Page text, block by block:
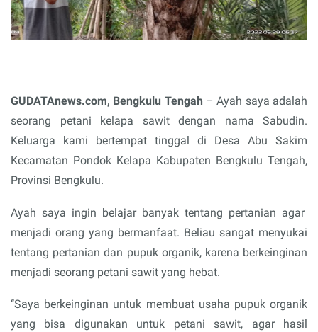
GUDATAnews.com, Bengkulu Tengah – Ayah saya adalah
seorang petani kelapa sawit dengan nama Sabudin.
Keluarga kami bertempat tinggal di Desa Abu Sakim
Kecamatan Pondok Kelapa Kabupaten Bengkulu Tengah,
Provinsi Bengkulu.
Ayah saya ingin belajar banyak tentang pertanian agar
menjadi orang yang bermanfaat. Beliau sangat menyukai
tentang pertanian dan pupuk organik, karena berkeinginan
menjadi seorang petani sawit yang hebat.
‘’Saya berkeinginan untuk membuat usaha pupuk organik
yang bisa digunakan untuk petani sawit, agar hasil